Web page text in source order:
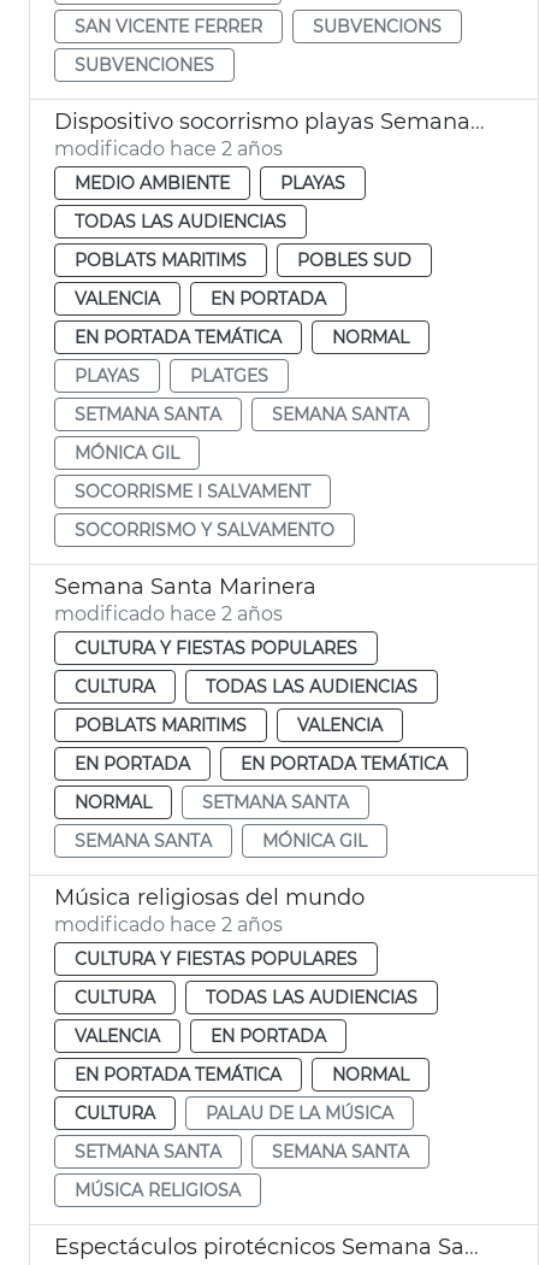
SAN VICENTE FERRER
SUBVENCIONS
SUBVENCIONES
Dispositivo socorrismo playas Semana Santa
modificado hace 2 años
MEDIO AMBIENTE
PLAYAS
TODAS LAS AUDIENCIAS
POBLATS MARITIMS
POBLES SUD
VALENCIA
EN PORTADA
EN PORTADA TEMÁTICA
NORMAL
PLAYAS
PLATGES
SETMANA SANTA
SEMANA SANTA
MÓNICA GIL
SOCORRISME I SALVAMENT
SOCORRISMO Y SALVAMENTO
Semana Santa Marinera
modificado hace 2 años
CULTURA Y FIESTAS POPULARES
CULTURA
TODAS LAS AUDIENCIAS
POBLATS MARITIMS
VALENCIA
EN PORTADA
EN PORTADA TEMÁTICA
NORMAL
SETMANA SANTA
SEMANA SANTA
MÓNICA GIL
Música religiosas del mundo
modificado hace 2 años
CULTURA Y FIESTAS POPULARES
CULTURA
TODAS LAS AUDIENCIAS
VALENCIA
EN PORTADA
EN PORTADA TEMÁTICA
NORMAL
CULTURA
PALAU DE LA MÚSICA
SETMANA SANTA
SEMANA SANTA
MÚSICA RELIGIOSA
Espectáculos pirotécnicos Semana Santa